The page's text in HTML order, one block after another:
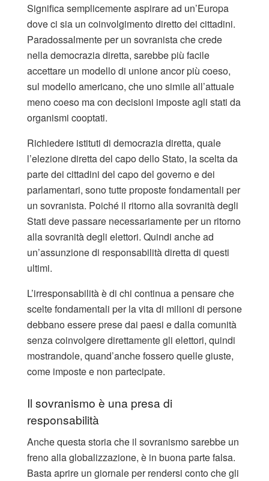
Significa semplicemente aspirare ad un’Europa
dove ci sia un coinvolgimento diretto dei cittadini.
Paradossalmente per un sovranista che crede
nella democrazia diretta, sarebbe più facile
accettare un modello di unione ancor più coeso,
sul modello americano, che uno simile all’attuale
meno coeso ma con decisioni imposte agli stati da
organismi cooptati.
Richiedere istituti di democrazia diretta, quale
l’elezione diretta del capo dello Stato, la scelta da
parte dei cittadini del capo del governo e dei
parlamentari, sono tutte proposte fondamentali per
un sovranista. Poiché il ritorno alla sovranità degli
Stati deve passare necessariamente per un ritorno
alla sovranità degli elettori. Quindi anche ad
un’assunzione di responsabilità diretta di questi
ultimi.
L’irresponsabilità è di chi continua a pensare che
scelte fondamentali per la vita di milioni di persone
debbano essere prese dai paesi e dalla comunità
senza coinvolgere direttamente gli elettori, quindi
mostrandole, quand’anche fossero quelle giuste,
come imposte e non partecipate.
Il sovranismo è una presa di
responsabilità
Anche questa storia che il sovranismo sarebbe un
freno alla globalizzazione, è in buona parte falsa.
Basta aprire un giornale per rendersi conto che gli